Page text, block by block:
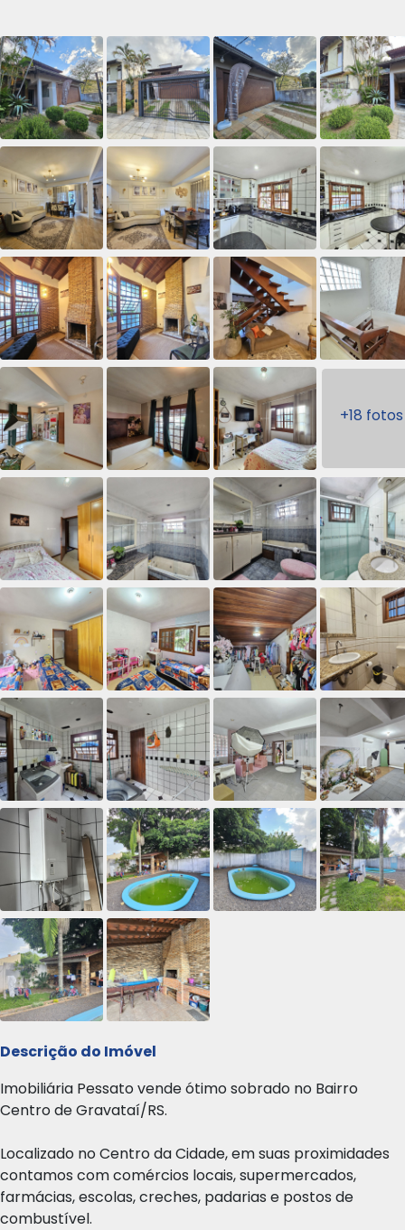
+18 fotos
Descrição do Imóvel
Imobiliária Pessato vende ótimo sobrado no Bairro
Centro de Gravataí/RS.
Localizado no Centro da Cidade, em suas proximidades
contamos com comércios locais, supermercados,
farmácias, escolas, creches, padarias e postos de
combustível.